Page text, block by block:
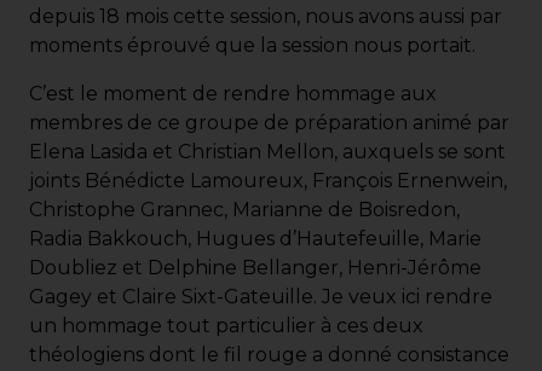
depuis 18 mois cette session, nous avons aussi par
moments éprouvé que la session nous portait.
C’est le moment de rendre hommage aux
membres de ce groupe de préparation animé par
Elena Lasida et Christian Mellon, auxquels se sont
joints Bénédicte Lamoureux, François Ernenwein,
Christophe Grannec, Marianne de Boisredon,
Radia Bakkouch, Hugues d’Hautefeuille, Marie
Doubliez et Delphine Bellanger, Henri-Jérôme
Gagey et Claire Sixt-Gateuille. Je veux ici rendre
un hommage tout particulier à ces deux
théologiens dont le fil rouge a donné consistance